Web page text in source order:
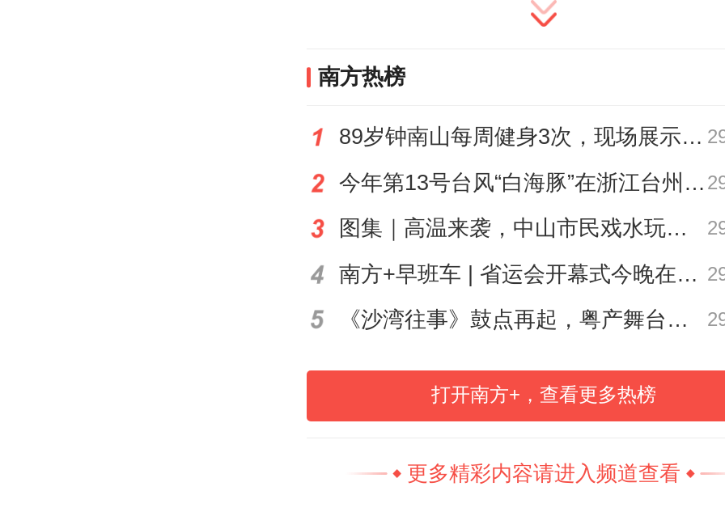
中式美学的极大呈现，是春晚历久不衰
基因与价值内核。
作为申遗成功后的首次春晚，蛇年春晚
届春晚成功设置分会场的先例，北京主
重庆、武汉、拉萨、无锡四大分会场
映，共同呈现出意蕴缤纷又极富地域特
着高亢的歌声，观众通过先进的数字
术，沿着气势磅礴的北京非遗中轴线凌
于多重标志性历史建筑，“看我的故乡，
南方热榜
89岁钟南山每周健身3次，现场展示常用拉力器
今年第13号台风“白海豚”在浙江台州玉环市坎门街道沿海登陆
图集｜高温来袭，中山市民戏水玩泡沫消暑
南方+早班车 | 省运会开幕式今晚在茂名举行
《沙湾往事》鼓点再起，粤产舞台精品何以永葆“青春”？丨艺·问
打开南方+，查看更多热榜
更多精彩内容请进入频道查看